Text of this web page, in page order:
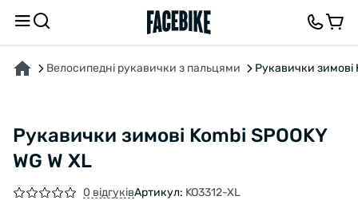
Велосипедні рукавички з пальцями Рукавички зимові
Рукавички зимові Kombi SPOOKY
WG W XL
0 відгуківАртикул: KO3312-XL
ПРО ТОВАР ХАРАКТЕРИСТИКИОПИС ВІДГУКИ ТА ЗАПИТАННЯ